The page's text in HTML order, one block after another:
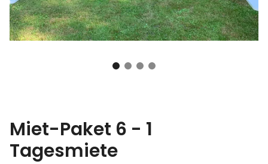
Miet-Paket 6 - 1
Tagesmiete